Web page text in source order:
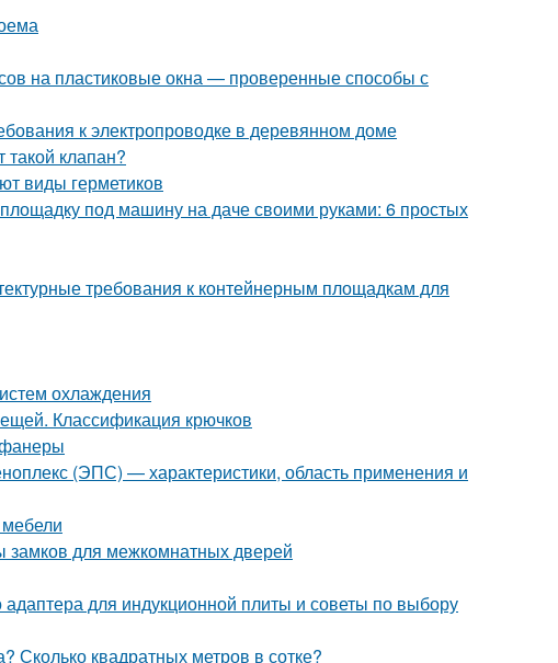
на пластиковые окна — проверенные способы с
к электропроводке в деревянном доме
клапан?
виды герметиков
под машину на даче своими руками: 6 простых
требования к контейнерным площадкам для
охлаждения
Классификация крючков
(ЭПС) — характеристики, область применения и
замков для межкомнатных дверей
для индукционной плиты и советы по выбору
Сколько квадратных метров в сотке?